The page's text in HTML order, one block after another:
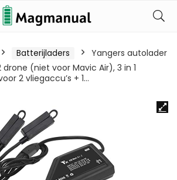
Batterijladers
Yangers autolader
drone (niet voor Mavic Air), 3 in 1
2 vliegaccu’s + 1…